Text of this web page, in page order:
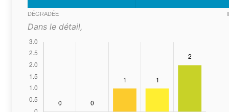
DÉGRADÉE
Dans le détail,